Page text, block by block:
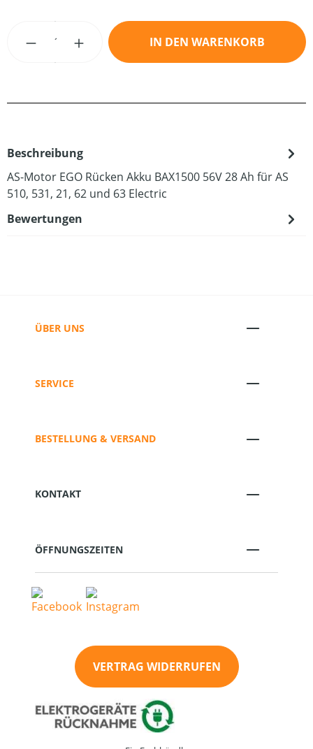
Produkt Anzahl: Gib den gewünschten
IN DEN WARENKORB
Beschreibung
AS-Motor EGO Rücken Akku BAX1500 56V 28 Ah für AS
510, 531, 21, 62 und 63 Electric
Bewertungen
ÜBER UNS
SERVICE
BESTELLUNG & VERSAND
KONTAKT
ÖFFNUNGSZEITEN
VERTRAG WIDERRUFEN